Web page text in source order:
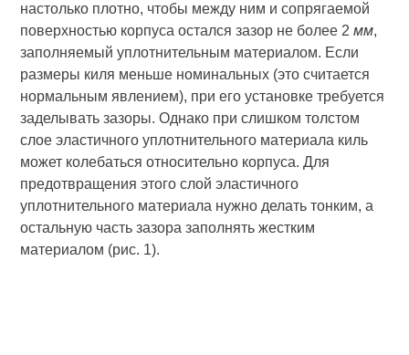
настолько плотно, чтобы между ним и сопрягаемой
поверхностью корпуса остался зазор не более 2мм,
заполняемый уплотнительным материалом. Если
размеры киля меньше номинальных (это считается
нормальным явлением), при его установке требуется
заделывать зазоры. Однако при слишком толстом
слое эластичного уплотнительного материала киль
может колебаться относительно корпуса. Для
предотвращения этого слой эластичного
уплотнительного материала нужно делать тонким, а
остальную часть зазора заполнять жестким
материалом (рис. 1).